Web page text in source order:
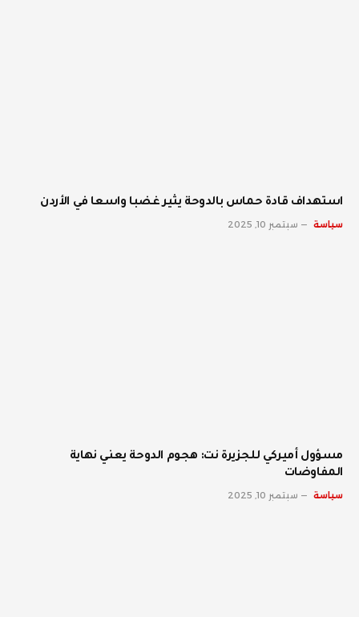
استهداف قادة حماس بالدوحة يثير غضبا واسعا في الأردن
سياسة سبتمبر 10, 2025
مسؤول أميركي للجزيرة نت: هجوم الدوحة يعني نهاية
المفاوضات
سياسة سبتمبر 10, 2025